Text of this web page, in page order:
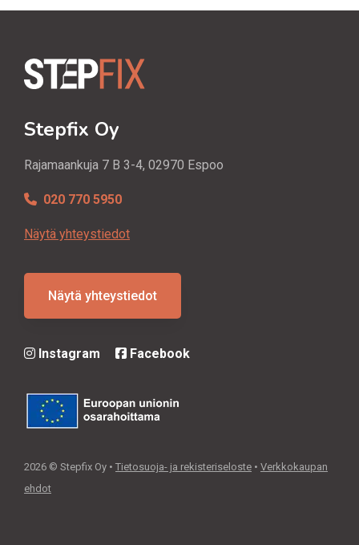
Stepfix Oy
Rajamaankuja 7 B 3-4, 02970 Espoo
020 770 5950
Näytä yhteystiedot
Näytä yhteystiedot
Instagram Facebook
2026 © Stepfix Oy • Tietosuoja- ja rekisteriseloste • Verkkokaupan
ehdot